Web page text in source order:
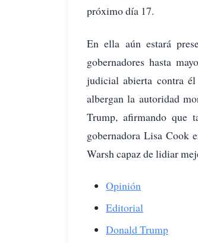
próximo día 17.
En ella aún estará
gobernadores hasta
judicial abierta contra
albergan la autoridad
Trump, afirmando que
gobernadora Lisa Cook
Warsh capaz de lidiar
Opinión
Editorial
Donald Trump